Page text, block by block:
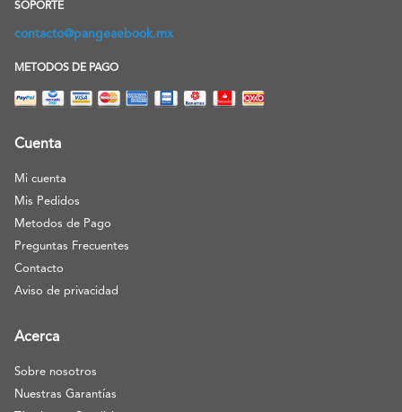
SOPORTE
contacto@pangeaebook.mx
METODOS DE PAGO
Cuenta
Mi cuenta
Mis Pedidos
Metodos de Pago
Preguntas Frecuentes
Contacto
Aviso de privacidad
Acerca
Sobre nosotros
Nuestras Garantías